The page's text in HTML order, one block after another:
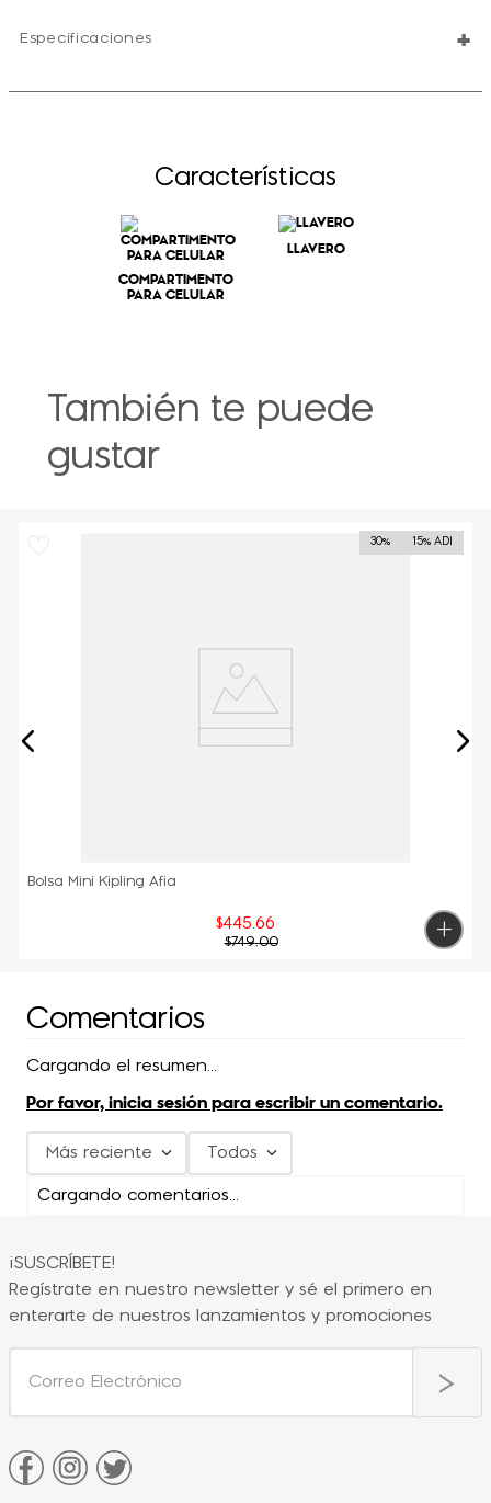
Especificaciones +
Características
COMPARTIMENTO
PARA CELULAR
LLAVERO
También te puede
gustar
30% 15% ADI
Bolsa Mini Kipling Afia
$445.66
$749.00
Comentarios
Cargando el resumen…
Por favor, inicia sesión para escribir un comentario.
Más reciente Todos
Cargando comentarios…
¡SUSCRÍBETE!
Regístrate en nuestro newsletter y sé el primero en
enterarte de nuestros lanzamientos y promociones